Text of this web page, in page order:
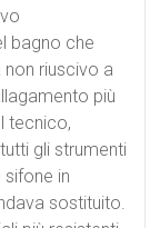
bagno che
riuscivo a
più
tecnico,
gli strumenti
in
sostituito.